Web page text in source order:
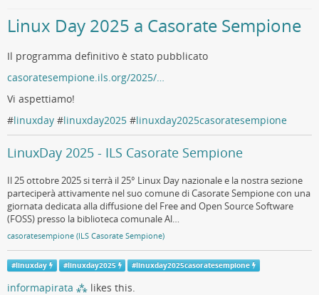
Linux Day 2025 a Casorate Sempione
Il programma definitivo è stato pubblicato
casoratesempione.ils.org/2025/…
Vi aspettiamo!
#linuxday #linuxday2025 #linuxday2025casoratesempione
LinuxDay 2025 - ILS Casorate Sempione
Il 25 ottobre 2025 si terrà il 25° Linux Day nazionale e la nostra sezione
parteciperà attivamente nel suo comune di Casorate Sempione con una
giornata dedicata alla diffusione del Free and Open Source Software
(FOSS) presso la biblioteca comunale Al…
casoratesempione (ILS Casorate Sempione)
#linuxday #linuxday2025 #linuxday2025casoratesempione
informapirata ⁂ likes this.